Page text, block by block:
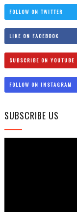
FOLLOW ON TWITTER
LIKE ON FACEBOOK
SUBSCRIBE ON YOUTUBE
FOLLOW ON INSTAGRAM
SUBSCRIBE US